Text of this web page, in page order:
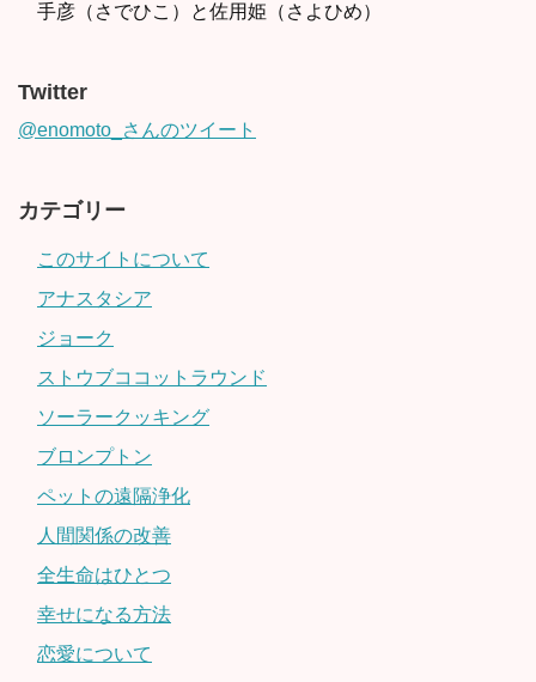
手彦（さでひこ）と佐用姫（さよひめ）
Twitter
@enomoto_さんのツイート
カテゴリー
このサイトについて
アナスタシア
ジョーク
ストウブココットラウンド
ソーラークッキング
ブロンプトン
ペットの遠隔浄化
人間関係の改善
全生命はひとつ
幸せになる方法
恋愛について